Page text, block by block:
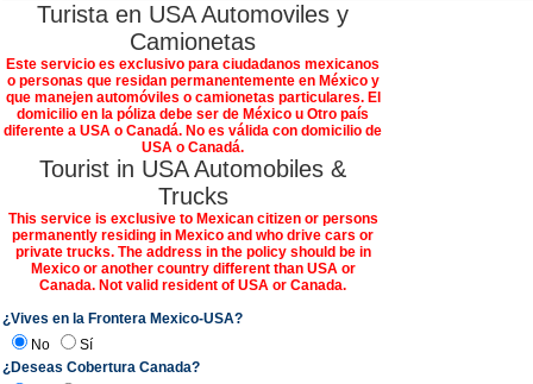
Turista en USA Automoviles y
Camionetas
Este servicio es exclusivo para ciudadanos mexicanos
o personas que residan permanentemente en México y
que manejen automóviles o camionetas particulares. El
domicilio en la póliza debe ser de México u Otro país
diferente a USA o Canadá. No es válida con domicilio de
USA o Canadá.
Tourist in USA Automobiles &
Trucks
This service is exclusive to Mexican citizen or persons
permanently residing in Mexico and who drive cars or
private trucks. The address in the policy should be in
Mexico or another country different than USA or
Canada. Not valid resident of USA or Canada.
¿Vives en la Frontera Mexico-USA?
No
Sí
¿Deseas Cobertura Canada?